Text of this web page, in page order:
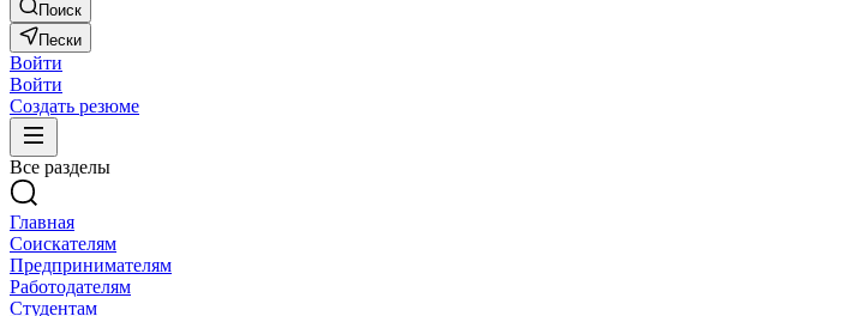
Поиск
Пески
Войти
Войти
Создать резюме
Все разделы
Главная
Соискателям
Предпринимателям
Работодателям
Студентам